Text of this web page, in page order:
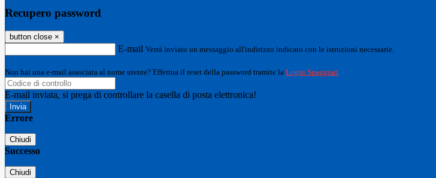
Recupero password
button close ×
E-mail Verrà inviato un messaggio all'indirizzo indicato con le istruzioni necessarie.
Non hai una e-mail associata al nome utente? Effettua il reset della password tramite la Login Spaggiari
E-mail inviata, si prega di controllare la casella di posta elettronica!
Errore
Chiudi
Successo
Chiudi